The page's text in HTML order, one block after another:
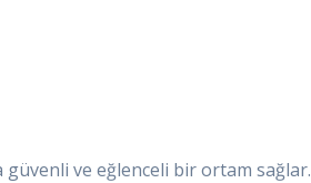
ve eğlenceli bir ortam sağlar.